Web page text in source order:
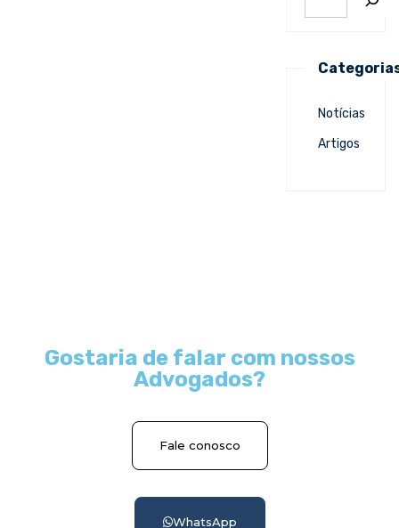
Notícias
Artigos
Gostaria de falar com nossos
Advogados?
Fale conosco
WhatsApp